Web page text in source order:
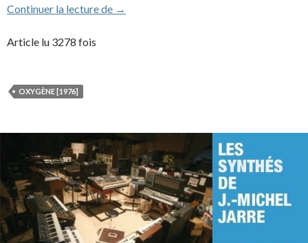
Continuer la lecture de Oxygène 4 : histoire d’un tube
→
Article lu 3278 fois
OXYGÈNE [1976]